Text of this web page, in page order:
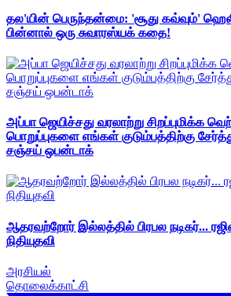
தல'யின் பெருந்தன்மை: 'சூது கவ்வும்'
பின்னால் ஒரு சுவாரஸ்யக் கதை!
அப்பா ஜெயிச்சது வரலாற்று சிறப்புமிக்க
பொறுப்புகளை எங்கள் குடும்பத்திற்கு
சஞ்சய் ஒபன்டாக்
ஆதரவற்றோர் இல்லத்தில் பிரபல நடிகர்...
நிதியுதவி
அரசியல்
தொலைக்காட்சி